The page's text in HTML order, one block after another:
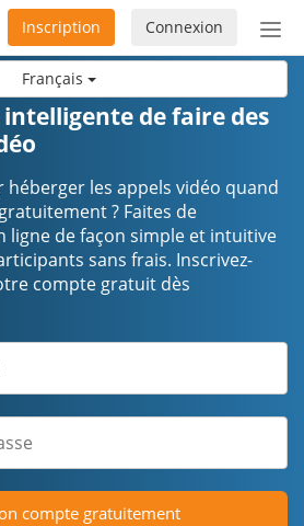
Français
ou
Connexion
Inscription
de faire des
les appels vidéo quand
? Faites de
ligne de façon simple et intuitive
sans frais. Inscrivez-
compte gratuit dès
compte gratuitement